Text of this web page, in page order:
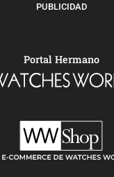
PUBLICIDAD
Portal Hermano